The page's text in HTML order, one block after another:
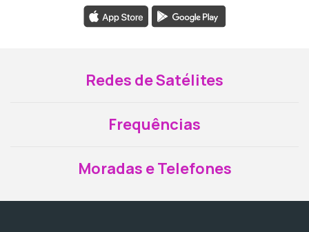
Redes de Satélites
Frequências
Moradas e Telefones